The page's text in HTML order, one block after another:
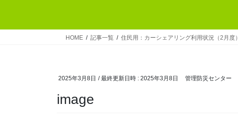
HOME 記事一覧 住民用：カーシェアリング利用状況（2月度）
2025年3月8日 / 最終更新日時 : 2025年3月8日 管理防災センター
image